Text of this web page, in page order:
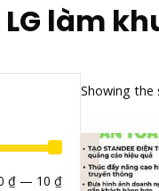
làm
Showing the
Min
Max
₫— 10 ₫